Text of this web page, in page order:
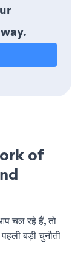
of
चल रहे हैं, तो
बड़ी चुनौती